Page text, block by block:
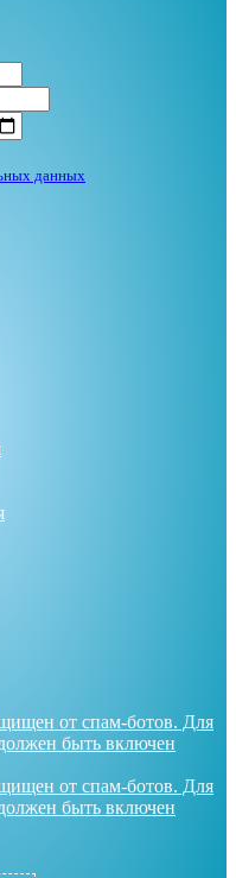
данных
от спам-ботов. Для
быть включен
от спам-ботов. Для
быть включен